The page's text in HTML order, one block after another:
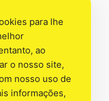
para lhe
ao
o nosso site,
nosso uso de
informações,